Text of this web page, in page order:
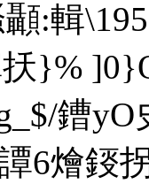
顳:輯
}%
鏪yO
譚6燴